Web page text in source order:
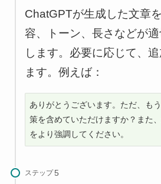
ChatGPTが生成した文章
容、トーン、長さなどが
します。必要に応じて、
ます。例えば：
ありがとうございます。ただ、も
策を含めていただけますか？また
をより強調してください。
ステップ